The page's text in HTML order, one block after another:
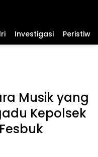
Investigasi Peristiwa
Musik yang
Kepolsek